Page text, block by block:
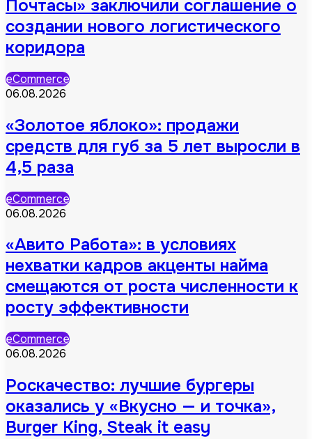
Почтасы» заключили соглашение о
создании нового логистического
коридора
eCommerce
06.08.2026
«Золотое яблоко»: продажи
средств для губ за 5 лет выросли в
4,5 раза
eCommerce
06.08.2026
«Авито Работа»: в условиях
нехватки кадров акценты найма
смещаются от роста численности к
росту эффективности
eCommerce
06.08.2026
Роскачество: лучшие бургеры
оказались у «Вкусно — и точка»,
Burger King, Steak it easy